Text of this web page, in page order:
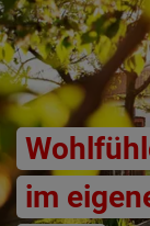
im